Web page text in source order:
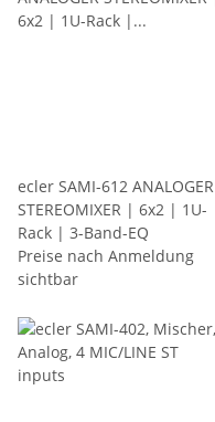
ecler SAMI-612 ANALOGER
STEREOMIXER | 6x2 | 1U-
Rack | 3-Band-EQ
Preise nach Anmeldung
sichtbar